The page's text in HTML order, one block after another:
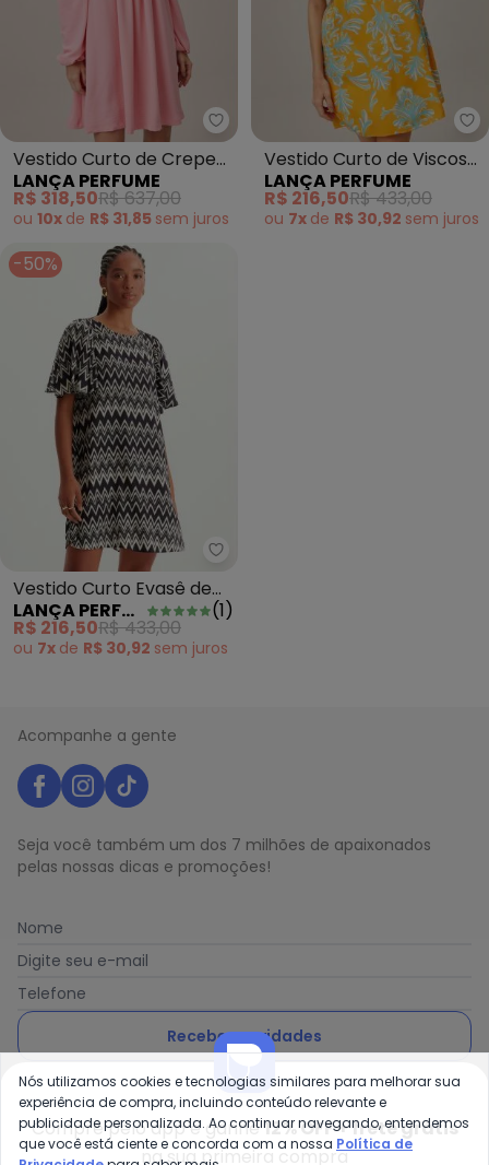
Lança Perfume - Vestido Curto
Vestido Curto de Crepe
Manga Longa Rosa
LANÇA PERFUME
R$ 318,50R$ 637,00
ou 10x de R$ 31,85 sem juros
Vestido Curto de Viscose
Estampado Amarelo
LANÇA PERFUME
R$ 216,50R$ 433,00
ou 7x de R$ 30,92 sem juros
-50%
Lança Perfume - Vestido Curto
Vestido Curto Evasê de
Viscose Estampado
LANÇA PERFUME (1)
R$ 216,50R$ 433,00
ou 7x de R$ 30,92 sem juros
Acompanhe a gente
Seja você também um dos 7 milhões de apaixonados
pelas nossas dicas e promoções!
Nome
Digite seu e-mail
Telefone
Receber novidades
Ao enviar o cadastro, você concorda com a nossa Política
de Privacidade
Compre pelo app e ganhe12% OFF + frete grátis
na sua primeira compra
Nós utilizamos cookies e tecnologias similares para melhorar sua
experiência de compra, incluindo conteúdo relevante e
publicidade personalizada. Ao continuar navegando, entendemos
que você está ciente e concorda com a nossa Política de